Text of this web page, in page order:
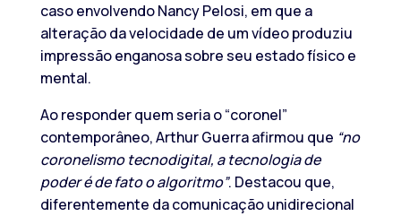
caso envolvendo Nancy Pelosi, em que a
alteração da velocidade de um vídeo produziu
impressão enganosa sobre seu estado físico e
mental.
Ao responder quem seria o “coronel”
contemporâneo, Arthur Guerra afirmou que “no
coronelismo tecnodigital, a tecnologia de
poder é de fato o algoritmo”. Destacou que,
diferentemente da comunicação unidirecional